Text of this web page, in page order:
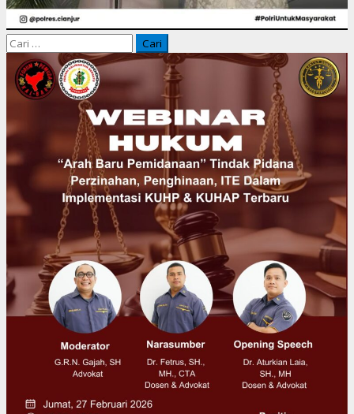
Cari
untuk: